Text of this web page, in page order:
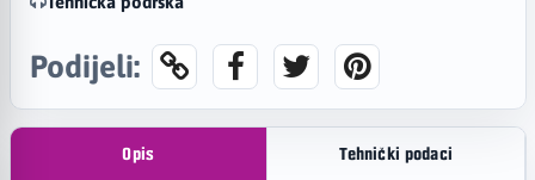
Podijeli:
Opis Tehnički podaci